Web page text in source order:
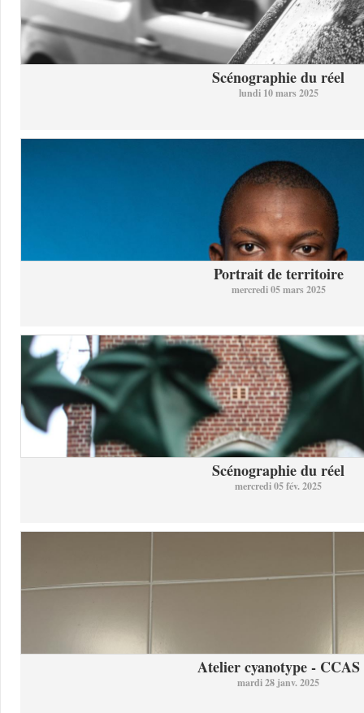
Scénographie du réel
lundi 10 mars 2025
Portrait de territoire
mercredi 05 mars 2025
Scénographie du réel
mercredi 05 fév. 2025
Atelier cyanotype - CCAS
mardi 28 janv. 2025